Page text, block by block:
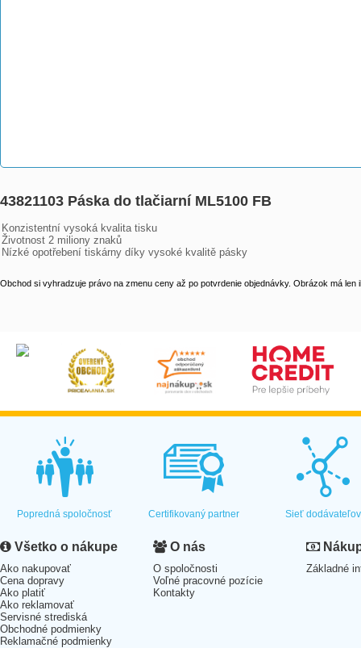
43821103 Páska do tlačiarní ML5100 FB
Konzistentní vysoká kvalita tisku
Životnost 2 miliony znaků
Nízké opotřebení tiskárny díky vysoké kvalitě pásky
Obchod si vyhradzuje právo na zmenu ceny až po potvrdenie objednávky. Obrázok má len
Popredná spoločnosť Certifikovaný partner Sieť dodávateľov
Všetko o nákupe
Ako nakupovať
Cena dopravy
Ako platiť
Ako reklamovať
Servisné strediská
Obchodné podmienky
Reklamačné podmienky
O nás
O spoločnosti
Voľné pracovné pozície
Kontakty
Základné